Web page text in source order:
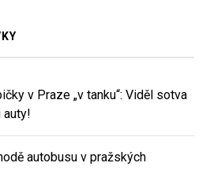
v Praze „v tanku“: Viděl sotva
auty!
autobusu v pražských